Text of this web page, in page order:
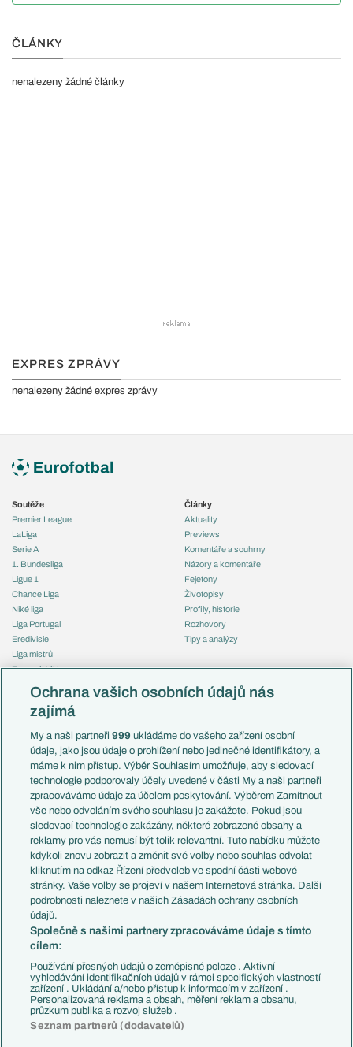
ČLÁNKY
nenalezeny žádné články
EXPRES ZPRÁVY
nenalezeny žádné expres zprávy
Soutěže
Premier League
LaLiga
Serie A
1. Bundesliga
Ligue 1
Chance Liga
Niké liga
Liga Portugal
Eredivisie
Liga mistrů
Evropská liga
Mistrovství světa
Liga národů
Témata
Představení týmů MS
EuroSkauting
PL v kostce
Evropské koeficienty
Přestupy
Přestupové spekulace
Zranění
Kluby
Arsenal FC
Chelsea FC
Manchester United
AC Milán
Juventus FC
Bayern Mnichov
FC Barcelona
Real Madrid
Články
Aktuality
Previews
Komentáře a souhrny
Názory a komentáře
Fejetony
Životopisy
Profily, historie
Rozhovory
Tipy a analýzy
Česko
Francie
Itálie
Německo
Španělsko
Argentina
Brazílie
Přestupy
Zápasy
Livescore
Tipovací soutěž
Ochrana vašich osobních údajů nás
zajímá
My a naši partneři999 ukládáme do vašeho zařízení osobní
údaje, jako jsou údaje o prohlížení nebo jedinečné identifikátory, a
máme k nim přístup. Výběr Souhlasím umožňuje, aby sledovací
technologie podporovaly účely uvedené v části My a naši partneři
zpracováváme údaje za účelem poskytování. Výběrem Zamítnout
vše nebo odvoláním svého souhlasu je zakážete. Pokud jsou
sledovací technologie zakázány, některé zobrazené obsahy a
reklamy pro vás nemusí být tolik relevantní. Tuto nabídku můžete
kdykoli znovu zobrazit a změnit své volby nebo souhlas odvolat
kliknutím na odkaz Řízení předvoleb ve spodní části webové
stránky. Vaše volby se projeví v našem Internetová stránka. Další
podrobnosti naleznete v našich Zásadách ochrany osobních
údajů.
Společně s našimi partnery zpracováváme údaje s tímto
cílem:
Používání přesných údajů o zeměpisné poloze . Aktivní
vyhledávání identifikačních údajů v rámci specifických vlastností
zařízení . Ukládání a/nebo přístup k informacím v zařízení .
Personalizovaná reklama a obsah, měření reklam a obsahu,
průzkum publika a rozvoj služeb .
Seznam partnerů (dodavatelů)